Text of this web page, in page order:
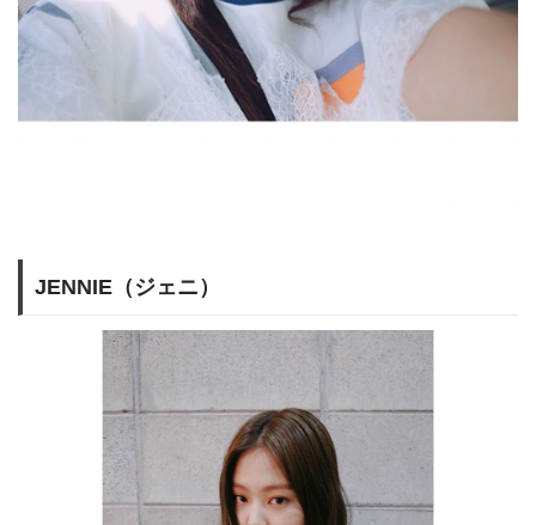
JENNIE（ジェニ）